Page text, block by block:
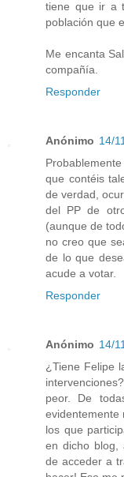
tiene que ir a
población que
Me encanta
compañía.
Responder
Anónimo 14/
que contéis
de verdad,
del PP de
(aunque de
no creo que
de lo que
acude a votar.
Responder
Anónimo 14/
¿Tiene Felipe
peor. De
evidentemente
los que
en dicho blog,
de acceder a